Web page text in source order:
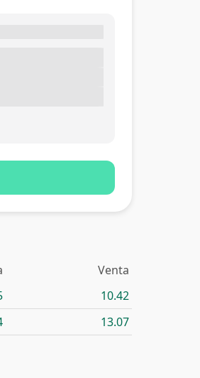
Venta
10.42
13.07